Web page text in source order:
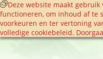
Deze website maakt
functioneren, om inhoud af te
voorkeuren en ter vertoning
volledige cookie­beleid.